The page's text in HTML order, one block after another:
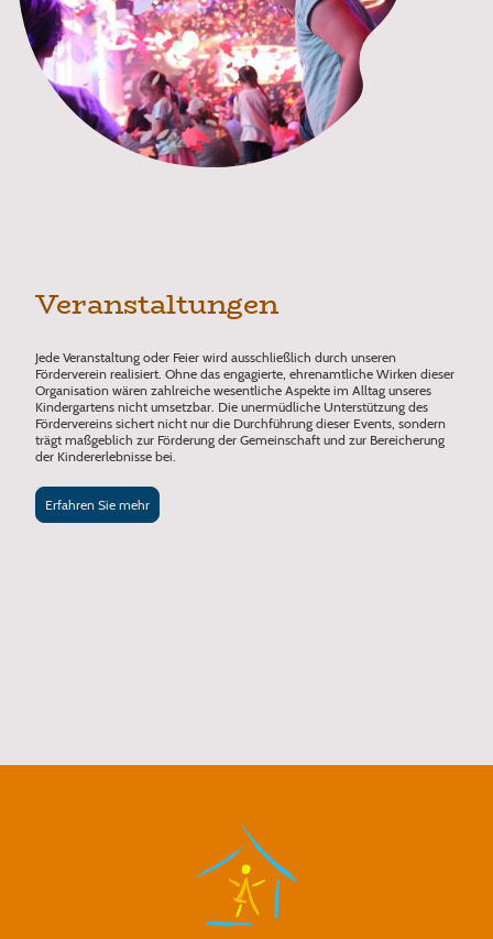
Veranstaltungen
Jede Veranstaltung oder Feier wird ausschließlich durch unseren
Förderverein realisiert. Ohne das engagierte, ehrenamtliche Wirken dieser
Organisation wären zahlreiche wesentliche Aspekte im Alltag unseres
Kindergartens nicht umsetzbar. Die unermüdliche Unterstützung des
Fördervereins sichert nicht nur die Durchführung dieser Events, sondern
trägt maßgeblich zur Förderung der Gemeinschaft und zur Bereicherung
der Kindererlebnisse bei.
Erfahren Sie mehr